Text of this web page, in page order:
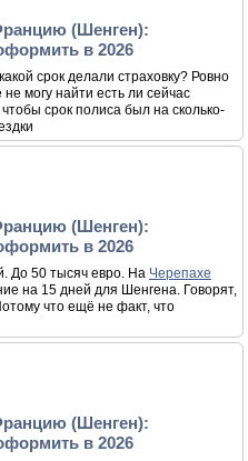
(Шенген):
в 2026
срок делали страховку? Ровно
могу найти есть ли сейчас
срок полиса был на сколько-
(Шенген):
в 2026
До 50 тысяч евро. На Черепахе
на 15 дней для Шенгена. Говорят,
что ещё не факт, что
(Шенген):
в 2026